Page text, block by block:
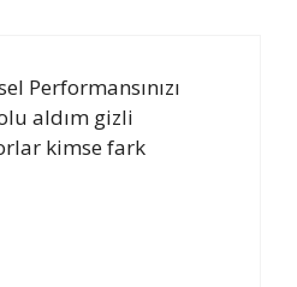
Performansınızı
aldım gizli
kimse fark